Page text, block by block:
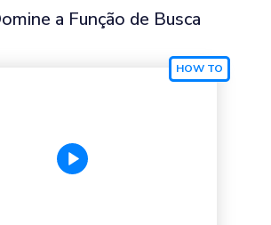
a Função de Busca